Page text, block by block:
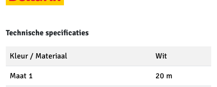
Technische specificaties
Kleur / Materiaal Wit
Maat 1 20 m